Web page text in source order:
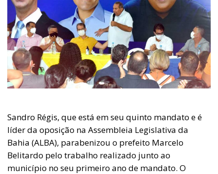
Sandro Régis, que está em seu quinto mandato e é
líder da oposição na Assembleia Legislativa da
Bahia (ALBA), parabenizou o prefeito Marcelo
Belitardo pelo trabalho realizado junto ao
município no seu primeiro ano de mandato. O